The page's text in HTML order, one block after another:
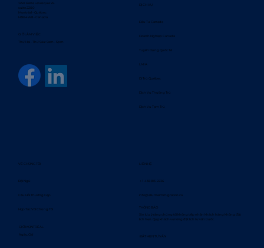
1250 Rene Levesque W.
suite 2200
Montréal - Québec
H3B 4W8 - Canada
GIỜ LÀM VIỆC
Thứ Hai - Thứ Sáu: 9am - 5pm
DỊCH VỤ
Đầu Tư Canada
Doanh Nghiệp Canada
Tuyển Dụng Quốc Tế
LMIA
Di Trú Québec
Dịch Vụ Thường Trú
Dịch Vụ Tạm Trú
VỀ CHÚNG TÔI
Đội Ngũ
Câu Hỏi Thường Gặp
Hợp Tác Với Chúng Tôi
GIỜ MONTRÉAL
Ngày, Giờ
LIÊN HỆ
+ 1 438 813 2236
info@allumeimmigration.ca
THÔNG BÁO
Xin lưu ý rằng chúng tôi không tiếp nhận khách hàng không đặt
lịch hẹn. Quý khách vui lòng đặt lịch tư vấn trước.
ĐẶT HẸN TƯ VẤN